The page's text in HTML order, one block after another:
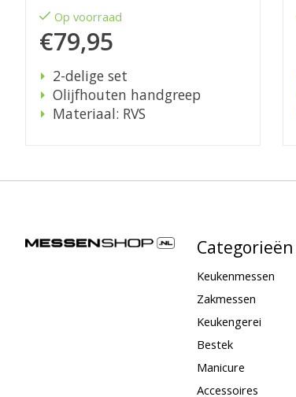
Op voorraad
€79,95
2-delige set
Olijfhouten handgreep
Materiaal: RVS
Categorieën
Keukenmessen
Zakmessen
Keukengerei
Bestek
Manicure
Accessoires